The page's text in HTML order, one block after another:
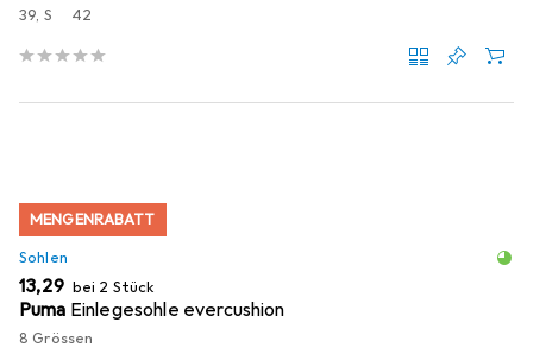
39, S 42
MENGENRABATT
Sohlen
EUR
13,29 bei 2 Stück
Puma Einlegesohle evercushion
8 Grössen